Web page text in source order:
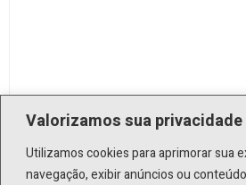
Valorizamos sua privacidade
Utilizamos cookies para aprimorar sua
navegação, exibir anúncios ou
LAC-870